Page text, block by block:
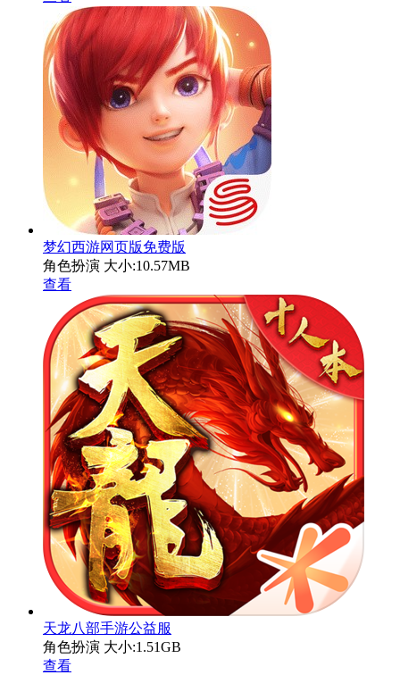
梦幻西游网页版免费版
角色扮演 大小:10.57MB
查看
天龙八部手游公益服
角色扮演 大小:1.51GB
查看